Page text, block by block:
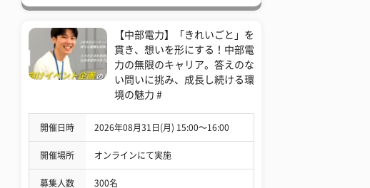
【中部電力】「きれいごと」を
貫き、想いを形にする！中部電
力の無限のキャリア。答えのな
い問いに挑み、成長し続ける環
境の魅力 #
開催日時 2026年08月31日(月) 15:00〜16:00
開催場所 オンラインにて実施
募集人数 300名